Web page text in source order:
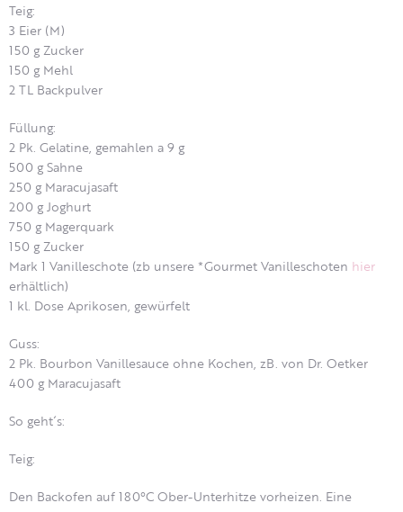
Teig:
3 Eier (M)
150 g Zucker
150 g Mehl
2 TL Backpulver
Füllung:
2 Pk. Gelatine, gemahlen a 9 g
500 g Sahne
250 g Maracujasaft
200 g Joghurt
750 g Magerquark
150 g Zucker
Mark 1 Vanilleschote (zb unsere *Gourmet Vanilleschoten hier
erhältlich)
1 kl. Dose Aprikosen, gewürfelt
Guss:
2 Pk. Bourbon Vanillesauce ohne Kochen, zB. von Dr. Oetker
400 g Maracujasaft
So geht´s:
Teig:
Den Backofen auf 180°C Ober-Unterhitze vorheizen. Eine